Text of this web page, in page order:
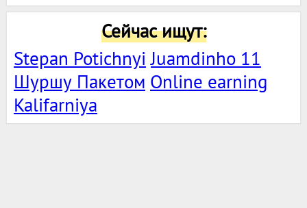
Сейчас ищут:
Stepan Potichnyi Juamdinho 11
Шуршу Пакетом Online earning
Kalifarniya